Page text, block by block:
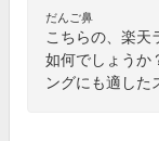
だんご鼻
こちらの、楽天
如何でしょうか
ングにも適した